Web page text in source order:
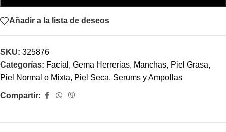
Añadir a la lista de deseos
SKU: 325876
Categorías: Facial , Gema Herrerias, Manchas, Piel Grasa,
Piel Normal o Mixta, Piel Seca, Serums y Ampollas
Compartir: